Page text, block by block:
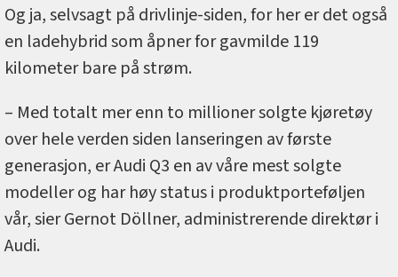
Og ja, selvsagt på drivlinje-siden, for her er det også
en ladehybrid som åpner for gavmilde 119
kilometer bare på strøm.
– Med totalt mer enn to millioner solgte kjøretøy
over hele verden siden lanseringen av første
generasjon, er Audi Q3 en av våre mest solgte
modeller og har høy status i produktporteføljen
vår, sier Gernot Döllner, administrerende direktør i
Audi.